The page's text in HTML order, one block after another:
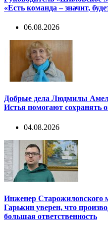
«Есть команда – значит,
06.08.2026
Добрые дела Людмилы
Истья помогают сохранять
04.08.2026
Инженер Старожиловского
Гарькин уверен, что
большая ответственность